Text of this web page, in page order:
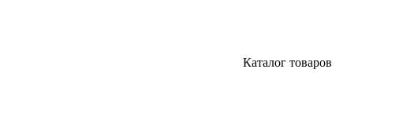
Каталог товаров